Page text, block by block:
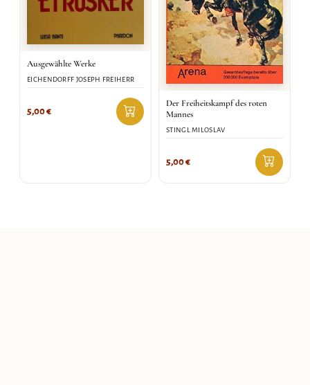
Ausgewählte Werke
EICHENDORFF JOSEPH FREIHERR
5,00€
Der Freiheitskampf des roten
Mannes
STINGL MILOSLAV
5,00€